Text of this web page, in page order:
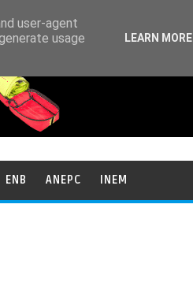
ENB ANEPC INEM
user-agent
usage
LEARN MORE